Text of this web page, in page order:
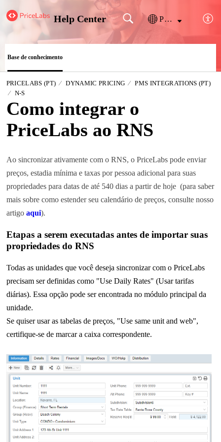
Help Center Português
Base de conhecimento
PRICELABS (PT) DYNAMIC PRICING
PMS INTEGRATIONS (PT)
N-S
Como integrar o
PriceLabs ao RNS
Ao sincronizar ativamente com o RNS, o PriceLabs pode enviar
preços, estadia mínima e taxas por pessoa adicional para suas
propriedades para datas de até 540 dias a partir de hoje (para saber
mais sobre como estender seu calendário de preços, consulte nosso
artigo aqui).
Etapas a serem executadas antes de importar suas
propriedades do RNS
Todas as unidades que você deseja sincronizar com o PriceLabs
precisam ser definidas como "Use Daily Rates" (Usar tarifas
diárias). Essa opção pode ser encontrada no módulo principal da
unidade.
Se quiser usar as tabelas de preços, "Use same unit and web",
certifique-se de marcar a caixa correspondente.